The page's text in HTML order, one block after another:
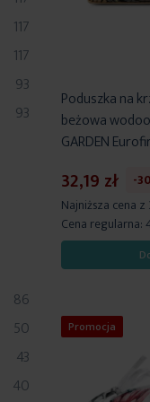
Poduszka na
beżowa
GARDEN
32,19 zł
-
Najniższa cena
Cena regularna:
Promocja
117
produkty
117
produkty
93
produkty
93
produkty
86
produkty
50
produkty
43
produkty
40
produkty